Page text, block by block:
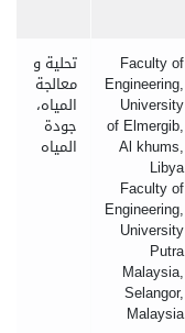
Faculty of
Engineering,
University
of Elmergib,
Al khums,
Libya
Faculty of
Engineering,
University
Putra
Malaysia,
Selangor,
Malaysia
تحلية و
معالجة
المياه،
جودة
المياه